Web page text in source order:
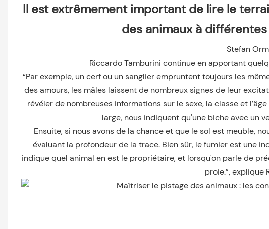
Il est extrêmement important de lire le
des animaux à
Stefan
Riccardo Tamburini continue en apportant
“Par exemple, un cerf ou un sanglier empruntent toujours les
des amours, les mâles laissent de nombreux signes de leur
révéler de nombreuses informations sur le sexe, la classe et
large, nous indiquent qu'une biche avec un
Ensuite, si nous avons de la chance et que le sol est meuble,
évaluant la profondeur de la trace. Bien sûr, le fumier est une
indique quel animal en est le propriétaire, et lorsqu'on parle de
proie.”, explique